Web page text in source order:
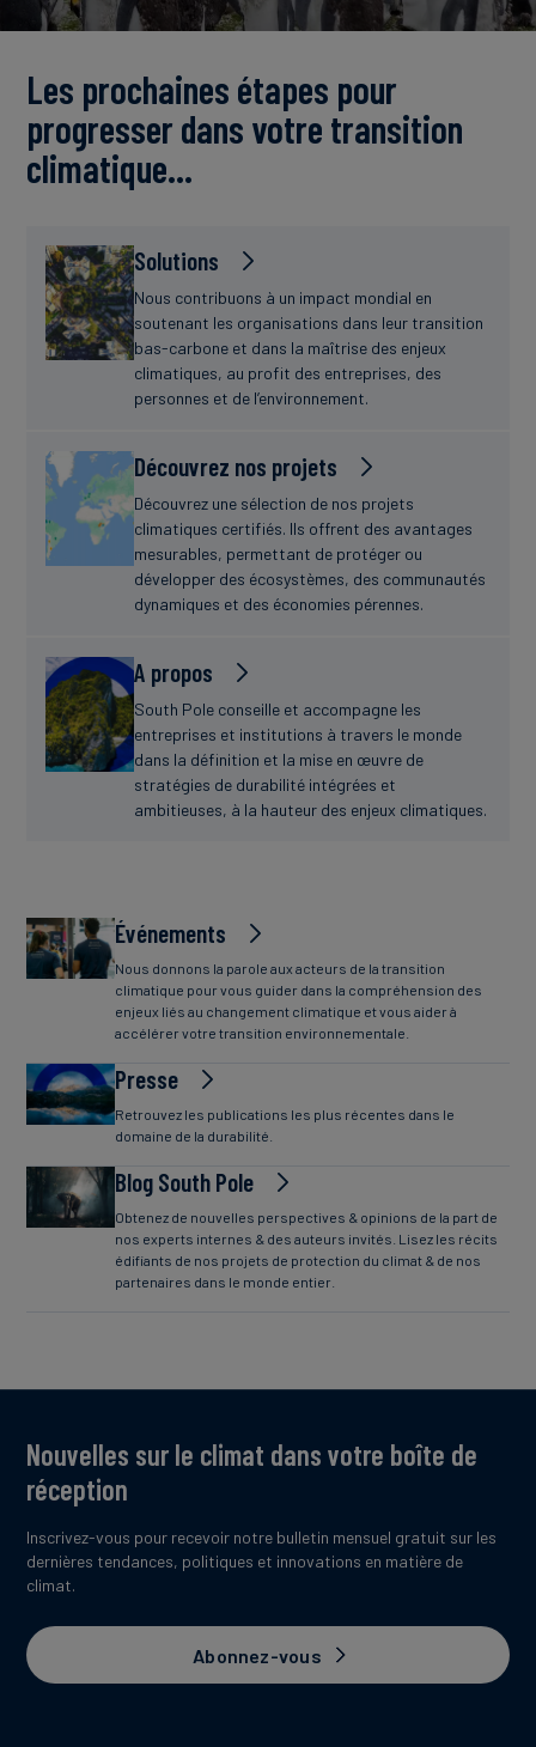
Les prochaines étapes pour
progresser dans votre transition
climatique…
Solutions
Nous contribuons à un impact mondial en
soutenant les organisations dans leur transition
bas-carbone et dans la maîtrise des enjeux
climatiques, au profit des entreprises, des
personnes et de l’environnement.
Découvrez nos projets
Découvrez une sélection de nos projets
climatiques certifiés. Ils offrent des avantages
mesurables, permettant de protéger ou
développer des écosystèmes, des communautés
dynamiques et des économies pérennes.
A propos
South Pole conseille et accompagne les
entreprises et institutions à travers le monde
dans la définition et la mise en œuvre de
stratégies de durabilité intégrées et
ambitieuses, à la hauteur des enjeux climatiques.
Événements
Nous donnons la parole aux acteurs de la transition
climatique pour vous guider dans la compréhension des
enjeux liés au changement climatique et vous aider à
accélérer votre transition environnementale.
Presse
Retrouvez les publications les plus récentes dans le
domaine de la durabilité.
Blog South Pole
Obtenez de nouvelles perspectives & opinions de la part de
nos experts internes & des auteurs invités. Lisez les récits
édifiants de nos projets de protection du climat & de nos
partenaires dans le monde entier.
Nouvelles sur le climat dans votre boîte de
réception
Inscrivez-vous pour recevoir notre bulletin mensuel gratuit sur les
dernières tendances, politiques et innovations en matière de
climat.
Abonnez-vous